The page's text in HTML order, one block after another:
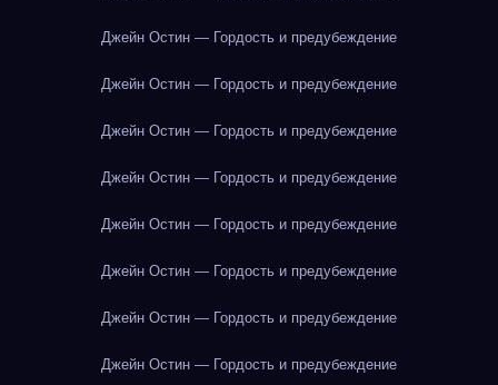
Джейн Остин — Гордость и предубеждение
Джейн Остин — Гордость и предубеждение
Джейн Остин — Гордость и предубеждение
Джейн Остин — Гордость и предубеждение
Джейн Остин — Гордость и предубеждение
Джейн Остин — Гордость и предубеждение
Джейн Остин — Гордость и предубеждение
Джейн Остин — Гордость и предубеждение